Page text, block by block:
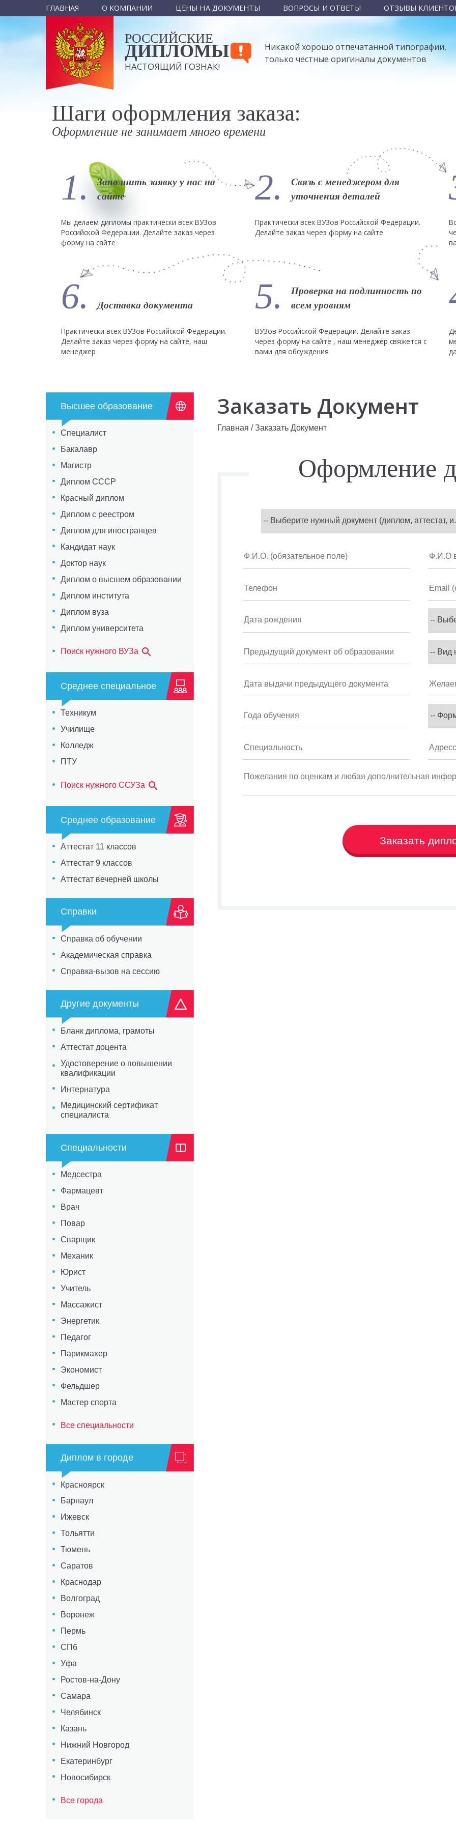
ГЛАВНАЯ О КОМПАНИИ ЦЕНЫ НА ДОКУМЕНТЫ ВОПРОСЫ И ОТВЕТЫ ОТЗЫВЫ
РОССИЙСКИЕ
ДИПЛОМЫ
НАСТОЯЩИЙ ГОЗНАК!
Никакой хорошо отпечатанной типографии,
только честные оригиналы документов
Шаги оформления заказа:
Оформление не занимает много времени
1.
Заполнить заявку у нас на
сайте
Мы делаем дипломы практически всех ВУЗов
Российской Федерации. Делайте заказ через
форму на сайте
2.
Связь с менеджером для
уточнения деталей
Практически всех ВУЗов Российской Федерации.
Делайте заказ через форму на сайте
6. Доставка документа
Практически всех ВУЗов Российской Федерации.
Делайте заказ через форму на сайте, наш
менеджер
5.
Проверка на подлинность по
всем уровням
ВУЗов Российской Федерации. Делайте заказ
через форму на сайте , наш менеджер свяжется с
вами для обсуждения
Высшее образование
Специалист
Бакалавр
Магистр
Диплом СССР
Красный диплом
Диплом с реестром
Диплом для иностранцев
Кандидат наук
Доктор наук
Диплом о высшем образовании
Диплом института
Диплом вуза
Диплом университета
Поиск нужного ВУЗа
Среднее специальное
Техникум
Училище
Колледж
ПТУ
Поиск нужного ССУЗа
Среднее образование
Аттестат 11 классов
Аттестат 9 классов
Аттестат вечерней школы
Справки
Справка об обучении
Академическая справка
Справка-вызов на сессию
Другие документы
Бланк диплома, грамоты
Аттестат доцента
Удостоверение о повышении
квалификации
Интернатура
Медицинский сертификат
специалиста
Специальности
Медсестра
Фармацевт
Врач
Повар
Сварщик
Механик
Юрист
Учитель
Массажист
Энергетик
Педагог
Парикмахер
Экономист
Фельдшер
Мастер спорта
Все специальности
Диплом в городе
Красноярск
Барнаул
Ижевск
Тольятти
Тюмень
Саратов
Краснодар
Волгоград
Воронеж
Пермь
СПб
Уфа
Ростов-на-Дону
Самара
Челябинск
Казань
Нижний Новгород
Екатеринбург
Новосибирск
Все города
Заказать Документ
Главная /Заказать Документ
Оформление
Заказать